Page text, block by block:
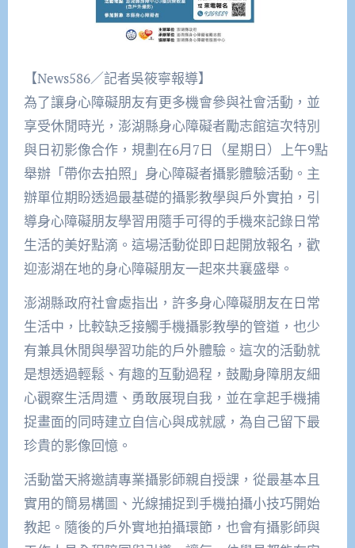
【News586／記者吳筱寧報導】
為了讓身心障礙朋友有更多機會參與社會活動，並
享受休閒時光，澎湖縣身心障礙者勵志館這次特別
與日初影像合作，規劃在6月7日（星期日）上午9點
舉辦「帶你去拍照」身心障礙者攝影體驗活動。主
辦單位期盼透過最基礎的攝影教學與戶外實拍，引
導身心障礙朋友學習用隨手可得的手機來記錄日常
生活的美好點滴。這場活動從即日起開放報名，歡
迎澎湖在地的身心障礙朋友一起來共襄盛舉。
澎湖縣政府社會處指出，許多身心障礙朋友在日常
生活中，比較缺乏接觸手機攝影教學的管道，也少
有兼具休閒與學習功能的戶外體驗。這次的活動就
是想透過輕鬆、有趣的互動過程，鼓勵身障朋友細
心觀察生活周遭、勇敢展現自我，並在拿起手機捕
捉畫面的同時建立自信心與成就感，為自己留下最
珍貴的影像回憶。
活動當天將邀請專業攝影師親自授課，從最基本且
實用的簡易構圖、光線捕捉到手機拍攝小技巧開始
教起。隨後的戶外實地拍攝環節，也會有攝影師與